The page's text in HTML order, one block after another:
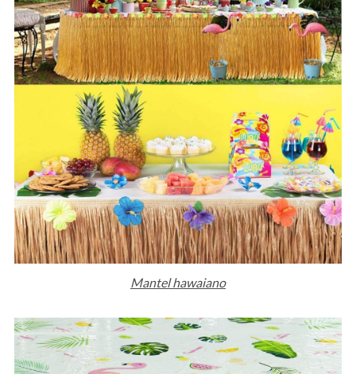
Mantel hawaiano